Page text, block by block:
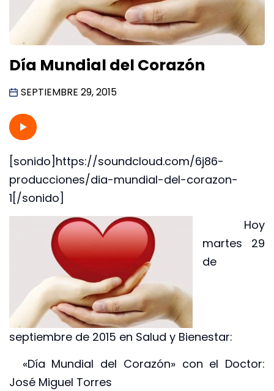
Día Mundial del Corazón
SEPTIEMBRE 29, 2015
[sonido]https://soundcloud.com/6j86-
producciones/dia-mundial-del-corazon-
1[/sonido]
Hoy
martes 29
de
septiembre de 2015 en Salud y Bienestar:
«Día Mundial del Corazón» con el Doctor:
José Miguel Torres